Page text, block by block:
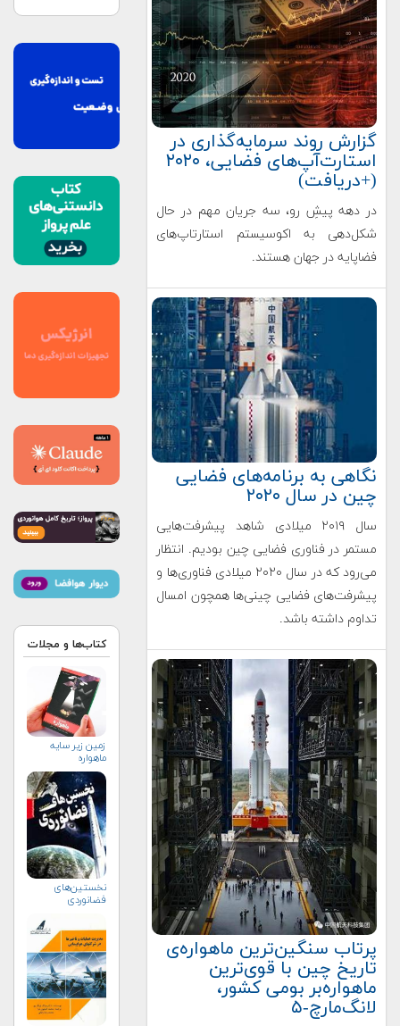
گزارش روند سرمایه‌گذاری در
استارت‌آپ‌های فضایی، ۲۰۲۰
(+دریافت)
در دهه پیشِ رو، سه جریان مهم در حال
شکل‌دهی به اکوسیستم استارتاپ‌های
فضاپایه در جهان هستند.
نگاهی به برنامه‌های فضایی
چین در سال ۲۰۲۰
سال ۲۰۱۹ میلادی شاهد پیشرفت‌هایی
مستمر در فناوری فضایی چین بودیم. انتظار
می‌رود که در سال ۲۰۲۰ میلادی فناوری‌ها و
پیشرفت‌های فضایی چینی‌ها همچون امسال
تداوم داشته باشد.
‌‌پرتاب سنگین‌ترین ماهواره‌ی
تاریخ چین با قوی‌ترین
ماهواره‌بر بومی کشور،
لانگ‌مارچ-۵
کتاب‌ها و مجلات
زمین زیر سایه
ماهواره
نخستین‌های
فضانوردی